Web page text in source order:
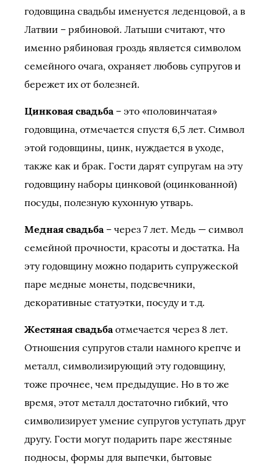
годовщина свадьбы именуется леденцовой, а в
Латвии – рябиновой. Латыши считают, что
именно рябиновая гроздь является символом
семейного очага, охраняет любовь супругов и
бережет их от болезней.
Цинковая свадьба– это «половинчатая»
годовщина, отмечается спустя 6,5 лет. Символ
этой годовщины, цинк, нуждается в уходе,
также как и брак. Гости дарят супругам на эту
годовщину наборы цинковой (оцинкованной)
посуды, полезную кухонную утварь.
Медная свадьба– через 7 лет. Медь — символ
семейной прочности, красоты и достатка. На
эту годовщину можно подарить супружеской
паре медные монеты, подсвечники,
декоративные статуэтки, посуду и т.д.
Жестяная свадьбаотмечается через 8 лет.
Отношения супругов стали намного крепче и
металл, символизирующий эту годовщину,
тоже прочнее, чем предыдущие. Но в то же
время, этот металл достаточно гибкий, что
символизирует умение супругов уступать друг
другу. Гости могут подарить паре жестяные
подносы, формы для выпечки, бытовые